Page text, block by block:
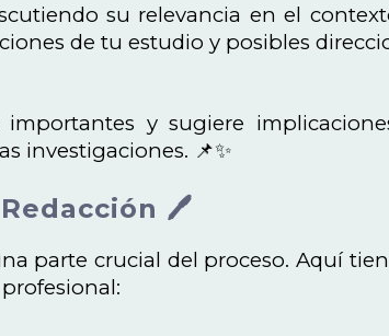
su relevancia en el
de tu estudio y posibles
y sugiere
investigaciones. 📌✨
🖊️
parte crucial del proceso. Aquí